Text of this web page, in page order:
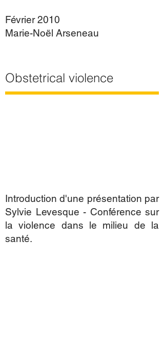
Février 2010
Marie-Noël Arseneau
Obstetrical violence
Introduction d'une présentation par
Sylvie Levesque - Conférence sur
la violence dans le milieu de la
santé.